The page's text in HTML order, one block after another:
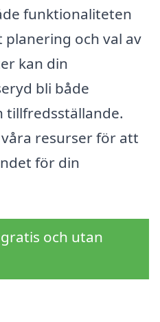
funktionaliteten
och val av
kan din
bli både
tillfredsställande.
resurser för att
för din
och utan